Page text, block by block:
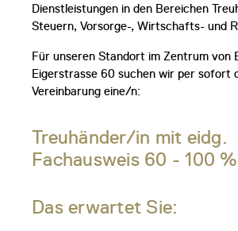
Dienstleistungen in den Bereichen
Steuern, Vorsorge-, Wirtschafts- und
Für unseren Standort im Zentrum von
Eigerstrasse 60 suchen wir per sofort
Vereinbarung eine/n:
Treuhänder/in mit eidg.
Fachausweis 60 - 100 %
Das erwartet Sie: